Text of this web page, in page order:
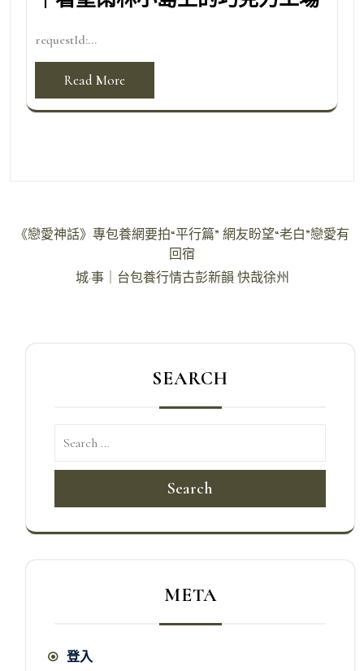
requestId:...
Read More
文
《戀愛神話》專包養網要拍“平行篇” 網友盼望“老白”戀愛有
回宿
城·事｜台包養行情古彭新韻 快哉徐州
SEARCH
Search
META
登入